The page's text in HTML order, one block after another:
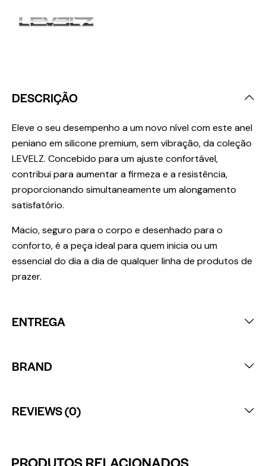
DESCRIÇÃO
Eleve o seu desempenho a um novo nível com este anel
peniano em silicone premium, sem vibração, da coleção
LEVELZ. Concebido para um ajuste confortável,
contribui para aumentar a firmeza e a resistência,
proporcionando simultaneamente um alongamento
satisfatório.
Macio, seguro para o corpo e desenhado para o
conforto, é a peça ideal para quem inicia ou um
essencial do dia a dia de qualquer linha de produtos de
prazer.
ENTREGA
BRAND
REVIEWS (0)